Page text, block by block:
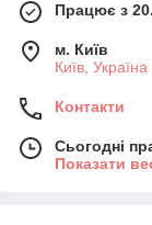
Працює з
м. Київ
Київ, Україна
Контакти
Сьогодні
Показати